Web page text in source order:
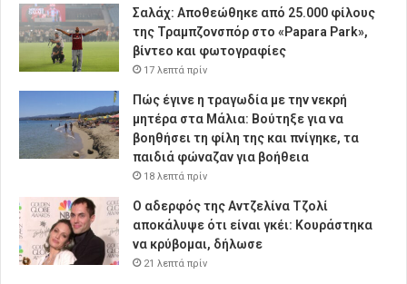
Σαλάχ: Αποθεώθηκε από 25.000 φίλους
της Τραμπζονσπόρ στο «Papara Park»,
βίντεο και φωτογραφίες
17 λεπτά πρίν
Πώς έγινε η τραγωδία με την νεκρή
μητέρα στα Μάλια: Βούτηξε για να
βοηθήσει τη φίλη της και πνίγηκε, τα
παιδιά φώναζαν για βοήθεια
18 λεπτά πρίν
Ο αδερφός της Αντζελίνα Τζολί
αποκάλυψε ότι είναι γκέι: Κουράστηκα
να κρύβομαι, δήλωσε
21 λεπτά πρίν